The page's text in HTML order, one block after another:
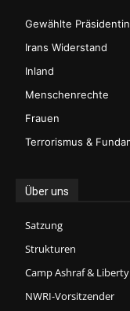
Gewählte Präsidentin
Irans Widerstand
Inland
Menschenrechte
Frauen
Terrorismus &
Über uns
Satzung
Strukturen
Camp Ashraf & Liberty
NWRI-Vorsitzender